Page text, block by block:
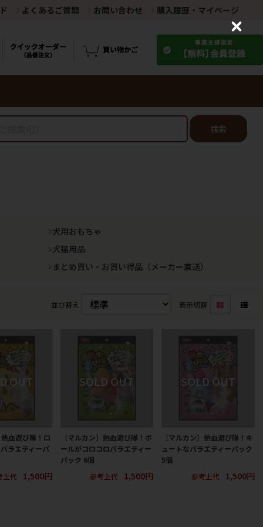
よくあるご質問 お問い合わせ 購入履歴・マイページ
検索
犬用おもちゃ
犬猫用品
まとめ買い・お買い得品（メーカー直送）
並び替え 表示切替
血遊び隊！ロ
ラエティーパ
上代 1,500円
［マルカン］熱血遊び隊！ボ
ールがコロコロバラエティー
パック 6個
参考上代
1,500円
［マルカン］熱血遊び隊！キ
ュートなバラエティーパック
5個
参考上代
1,500円
C
o
s
e